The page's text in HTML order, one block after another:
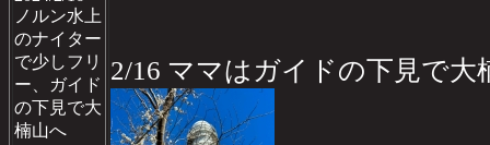
ノルン水上
のナイター
で少しフリ
ー、ガイド
の下見で大
楠山へ
2/16 ママはガイドの下見で大